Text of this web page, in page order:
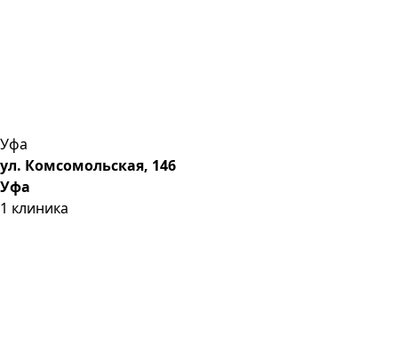
Уфа
ул. Комсомольская, 146
Уфа
1 клиника